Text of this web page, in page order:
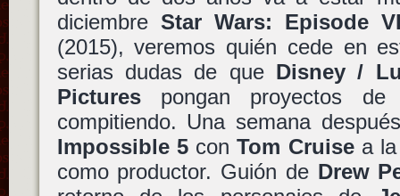
diciembre Star Wars: Episode
(2015), veremos quién cede en
serias dudas de que Disney /
Picturespongan proyectos de
compitiendo. Una semana
Impossible 5conTom Cruisea la
como productor. Guión de Drew